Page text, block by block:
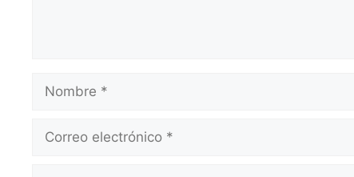
Nombre
Correo